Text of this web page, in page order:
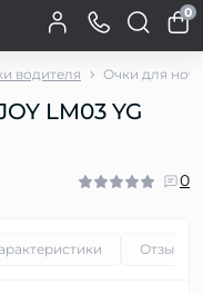
0
водителя Очки для
LM03 YG
0
Отзывы